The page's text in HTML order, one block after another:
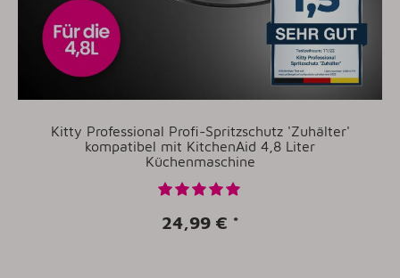
Kitty Professional Profi-Spritzschutz 'Zuhälter'
kompatibel mit KitchenAid 4,8 Liter
Küchenmaschine
24,99 € *